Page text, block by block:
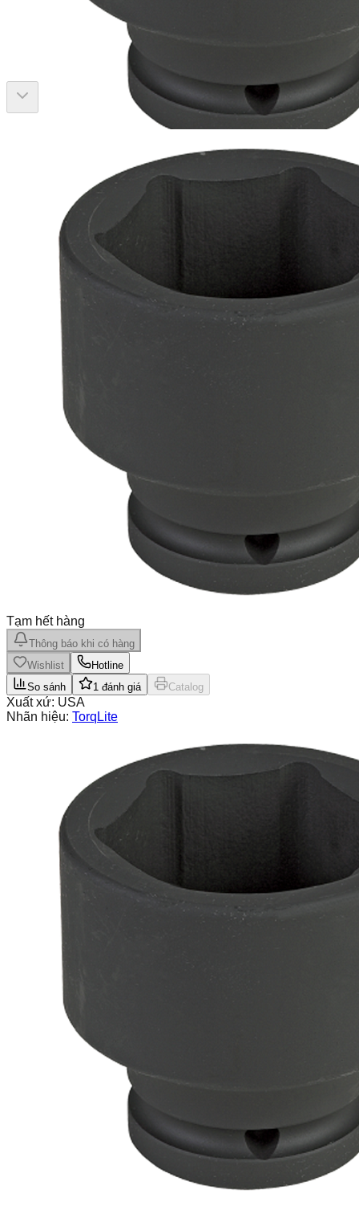
Tạm hết hàng
Thông báo khi có hàng
Wishlist
Hotline
So sánh
1 đánh giá Catalog
Xuất xứ: USA
Nhãn hiệu: TorqLite